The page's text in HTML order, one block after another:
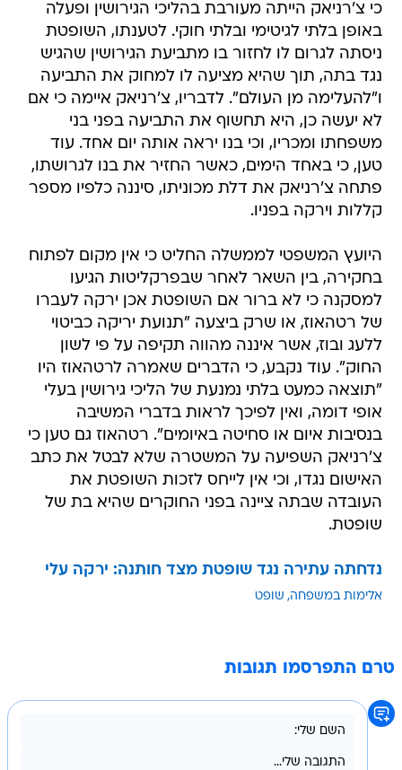
כי צ'רניאק הייתה מעורבת בהליכי הגירושין ופעלה
באופן בלתי לגיטימי ובלתי חוקי. לטענתו, השופטת
ניסתה לגרום לו לחזור בו מתביעת הגירושין שהגיש
נגד בתה, תוך שהיא מציעה לו למחוק את התביעה
ו"להעלימה מן העולם". לדבריו, צ'רניאק איימה כי אם
לא יעשה כן, היא תחשוף את התביעה בפני בני
משפחתו ומכריו, וכי בנו יראה אותה יום אחד. עוד
טען, כי באחד הימים, כאשר החזיר את בנו לגרושתו,
פתחה צ'רניאק את דלת מכוניתו, סיננה כלפיו מספר
קללות וירקה בפניו.
היועץ המשפטי לממשלה החליט כי אין מקום לפתוח
בחקירה, בין השאר לאחר שבפרקליטות הגיעו
למסקנה כי לא ברור אם השופטת אכן ירקה לעברו
של רטהאוז, או שרק ביצעה "תנועת יריקה כביטוי
ללעג ובוז, אשר איננה מהווה תקיפה על פי לשון
החוק". עוד נקבע, כי הדברים שאמרה לרטהאוז היו
"תוצאה כמעט בלתי נמנעת של הליכי גירושין בעלי
אופי דומה, ואין לפיכך לראות בדברי המשיבה
בנסיבות איום או סחיטה באיומים". רטהאוז גם טען כי
צ'רניאק השפיעה על המשטרה שלא לבטל את כתב
האישום נגדו, וכי אין לייחס לזכות השופטת את
העובדה שבתה ציינה בפני החוקרים שהיא בת של
שופטת.
נדחתה עתירה נגד שופטת מצד חותנה: ירקה עלי
אלימות במשפחה שופט
טרם התפרסמו תגובות